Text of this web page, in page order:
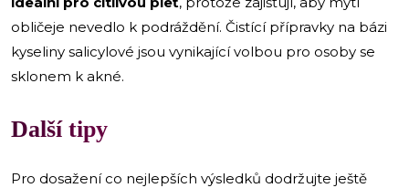
obličeje nevedlo k podráždění. Čistící přípravky na bázi
kyseliny salicylové jsou vynikající volbou pro osoby se
sklonem k akné.
Další tipy
Pro dosažení co nejlepších výsledků dodržujte ještě